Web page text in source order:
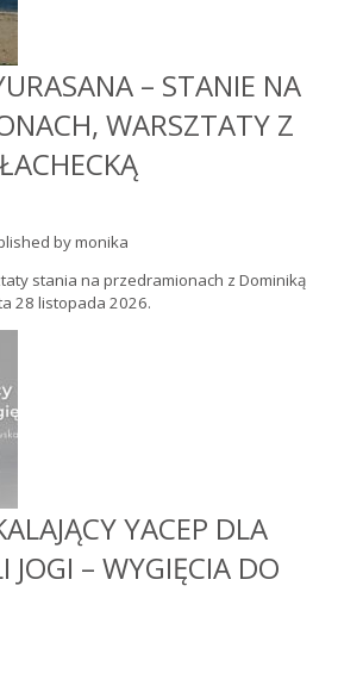
– STANIE NA
WARSZTATY Z
bymonika
stania na przedramionach z Dominiką
28 listopada 2026.
YACEP DLA
JOGI – WYGIĘCIA DO